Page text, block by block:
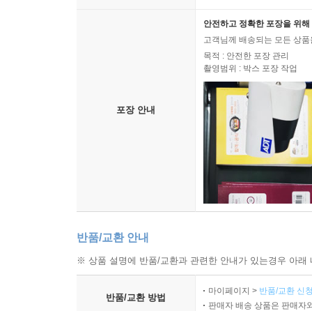
포장 안내
안전하고 정확한 포장을 위
고객님께 배송되는 모든 상
목적 : 안전한 포장 관리
촬영범위 : 박스 포장 작업
반품/교환 안내
※ 상품 설명에 반품/교환과 관련한 안내가 있는경우 아
반품/교환 방법
마이페이지 > 반품/교환 신
판매자 배송 상품은 판매자